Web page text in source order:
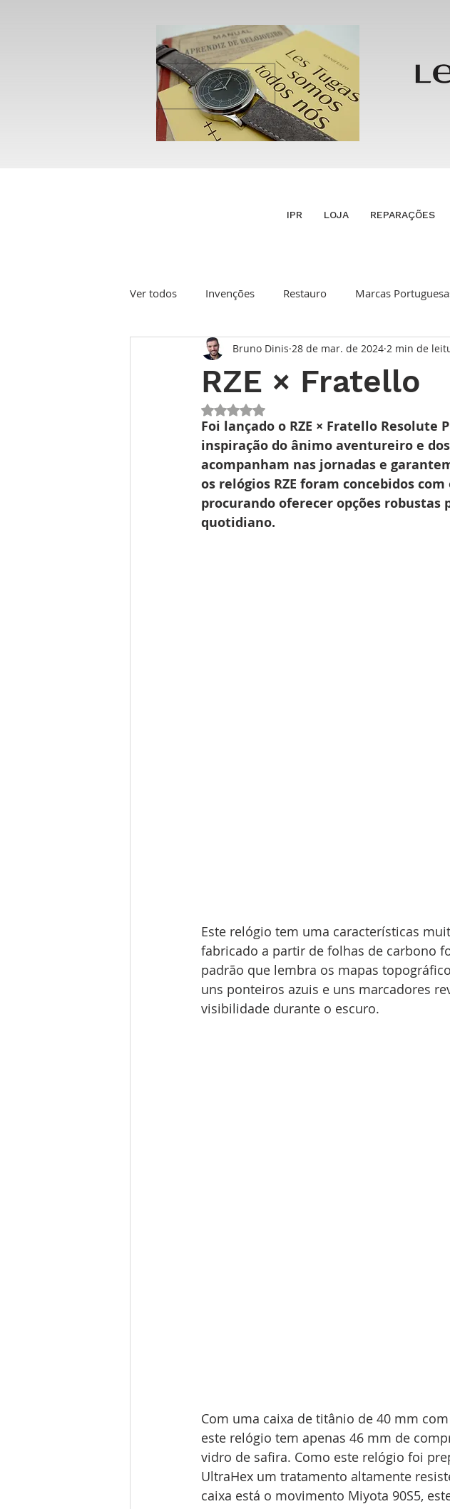
IPR LOJA REPARAÇÕES
Ver todos Invenções Restauro Marcas
Entrevista Destaque Principal Série
Conhecimento Relojoeiro
TEMPO FUTURO O Inventário
RZE × Fratello
Bruno Dinis 28 de mar. de 2024 2 min de
Avaliado com NaN de 5 estrelas.
Foi lançado o RZE × Fratello
inspiração do ânimo aventureiro e
acompanham nas jornadas e
os relógios RZE foram concebidos
procurando oferecer opções
quotidiano.
Este relógio tem uma características
fabricado a partir de folhas de carbono
padrão que lembra os mapas
uns ponteiros azuis e uns marcadores
visibilidade durante o escuro.
Com uma caixa de titânio de 40 mm
este relógio tem apenas 46 mm de
vidro de safira. Como este relógio foi
UltraHex um tratamento altamente
caixa está o movimento Miyota 90S5,